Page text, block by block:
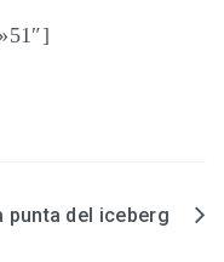
punta del iceberg